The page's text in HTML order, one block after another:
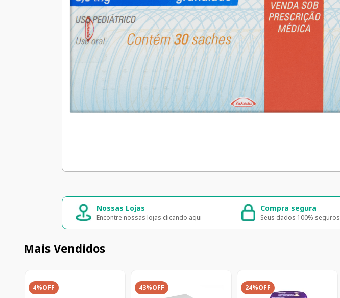
Nossas Lojas
Encontre nossas lojas clicando aqui
Compra segura
Seus dados 100% seguros
Mais Vendidos
4%OFF 43%OFF 24%OFF